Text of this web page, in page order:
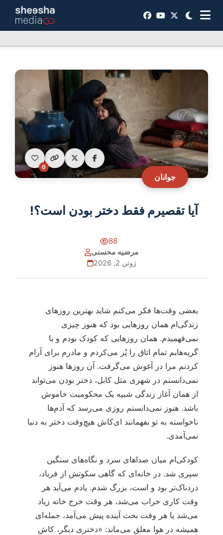
جوانان
0
آیا تقصیرم فقط دختر بودن است؟!
88
مرضیه محسنی
ژوئن 2, 2026
بعضی وقت‌ها فکر می‌کنم شاید بهترین روزهای
زندگی‌ام همان روزهایی بود که هنوز چیزی
نمی‌فهمیدم. همان روزهایی که کودک بودم و با
گریه‌هایم تمام اتاق را پُر می‌کردم و مادرم برای آرام
کردنم مرا در آغوش می‌گرفت. آن روزها هنوز
نمی‌دانستم در شهری مثل کابل، دختر بودن می‌تواند
از همان آغاز زندگی شبیه یک محکومیت خاموش
باشد. هنوز نمی‌دانستم روزی می‌رسد که آدم‌ها
ناخواسته به تو بفهمانند ای‌کاش هیچ‌وقت دختر به دنیا
نمی‌آمدی.
کودکی‌ام میان صداهای سرد و نگاه‌های سنگین
سپری شد. در خانه‌ای که گاهی سکوتش از فریاد،
دردناک‌تر بود و است، بزرگ شدم. یادم می‌آید هر
وقت کاری خراب می‌شد، هر وقت خرج خانه زیاد
می‌شد یا هر وقت بحث آینده پیش می‌آمد، جمله‌ای
همیشه در هوا معلق می‌ماند: «دختری دیگر، کاش